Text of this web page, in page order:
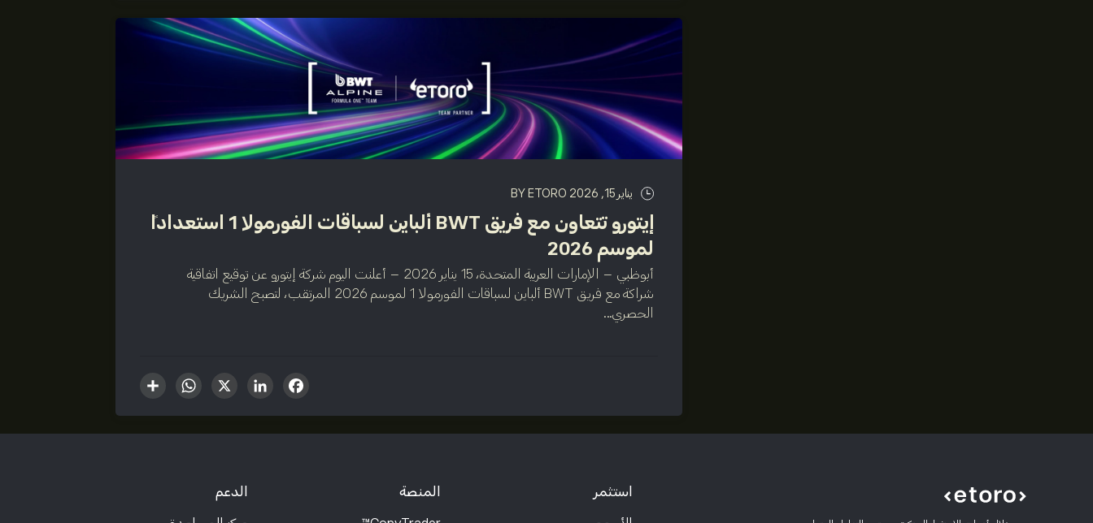
يناير 15, 2026 BY ETORO
إيتورو تتعاون مع فريق BWT ألباين لسباقات الفورمولا 1 استعداداً
لموسم 2026
أبوظبي – الإمارات العربية المتحدة، 15 يناير 2026 – أعلنت اليوم شركة إيتورو عن توقيع اتفاقية
شراكة مع فريق BWT ألباين لسباقات الفورمولا 1 لموسم 2026 المرتقب، لتصبح الشريك
الحصري...
Facebook
LinkedIn
X
WhatsApp
استثمر المنصة الدعم